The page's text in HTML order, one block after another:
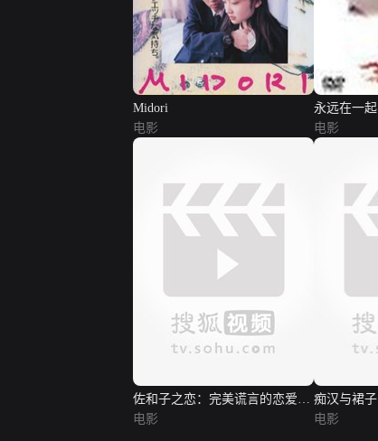
Midori
电影
永远在一起
电影
佐和子之恋：完美谎言的恋爱讲
座
电影
痴汉与裙子
电影